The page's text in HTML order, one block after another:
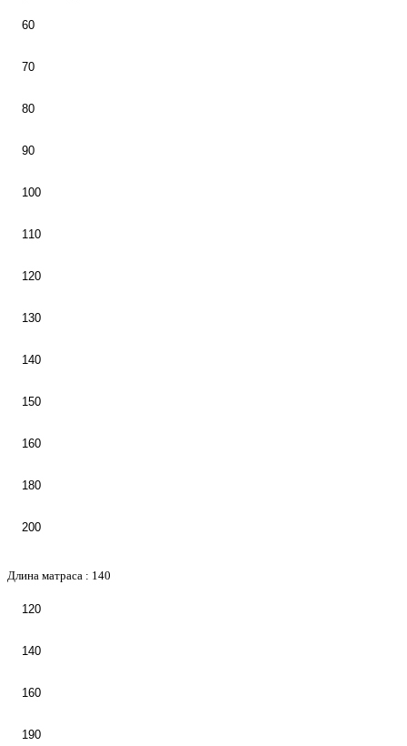
60
70
80
90
100
110
120
130
140
150
160
180
200
Длина матраса : 140
120
140
160
190